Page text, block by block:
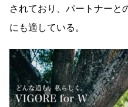
されており、パートナーと
にも適している。